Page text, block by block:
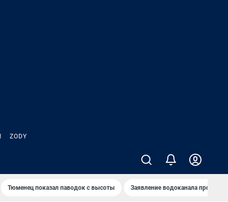
ZODY
Тюменец показал паводок с высоты Заявление водоканала про